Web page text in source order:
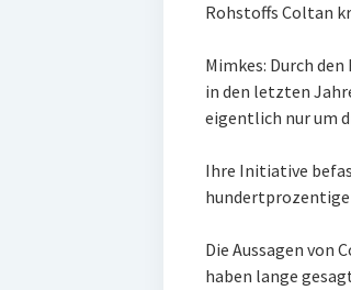
Rohstoffs Coltan
Mimkes: Durch
in den letzten
eigentlich nur um
Ihre Initiative
hundertprozentige
Die Aussagen von
haben lange